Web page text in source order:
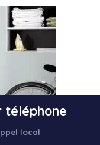
au fioul ?
téléphone
local